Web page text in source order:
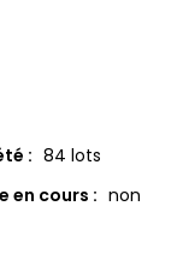
: 84 lots
en cours : non